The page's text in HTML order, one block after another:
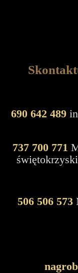
690 642 489
737 700 771
506 506 573